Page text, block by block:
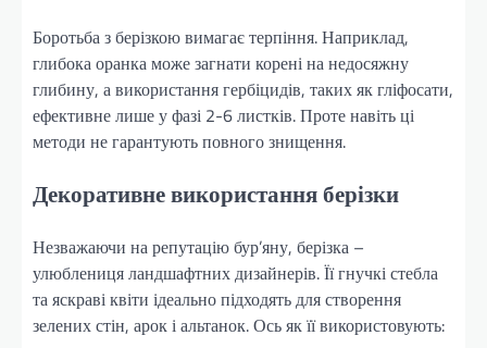
Боротьба з берізкою вимагає терпіння. Наприклад,
глибока оранка може загнати корені на недосяжну
глибину, а використання гербіцидів, таких як гліфосати,
ефективне лише у фазі 2-6 листків. Проте навіть ці
методи не гарантують повного знищення.
Декоративне використання берізки
Незважаючи на репутацію бур’яну, берізка –
улюблениця ландшафтних дизайнерів. Її гнучкі стебла
та яскраві квіти ідеально підходять для створення
зелених стін, арок і альтанок. Ось як її використовують: